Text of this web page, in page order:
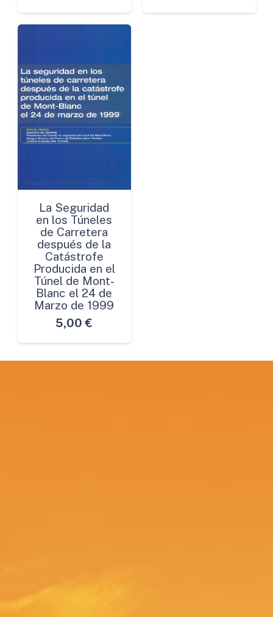
La Seguridad
en los Túneles
de Carretera
después de la
Catástrofe
Producida en el
Túnel de Mont-
Blanc el 24 de
Marzo de 1999
5,00 €